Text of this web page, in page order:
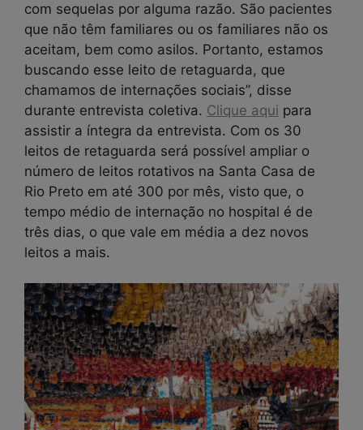
com sequelas por alguma razão. São pacientes
que não têm familiares ou os familiares não os
aceitam, bem como asilos. Portanto, estamos
buscando esse leito de retaguarda, que
chamamos de internações sociais”, disse
durante entrevista coletiva. Clique aqui para
assistir a íntegra da entrevista. Com os 30
leitos de retaguarda será possível ampliar o
número de leitos rotativos na Santa Casa de
Rio Preto em até 300 por mês, visto que, o
tempo médio de internação no hospital é de
três dias, o que vale em média a dez novos
leitos a mais.